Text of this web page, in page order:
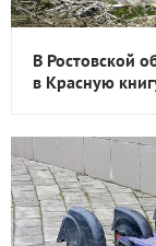
В Ростовской
в Красную